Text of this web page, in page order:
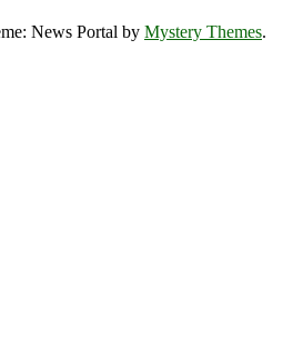
News Portal by Mystery Themes.